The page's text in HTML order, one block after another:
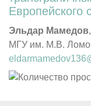
Европейского
Эльдар Мамедов
МГУ им. М.В.